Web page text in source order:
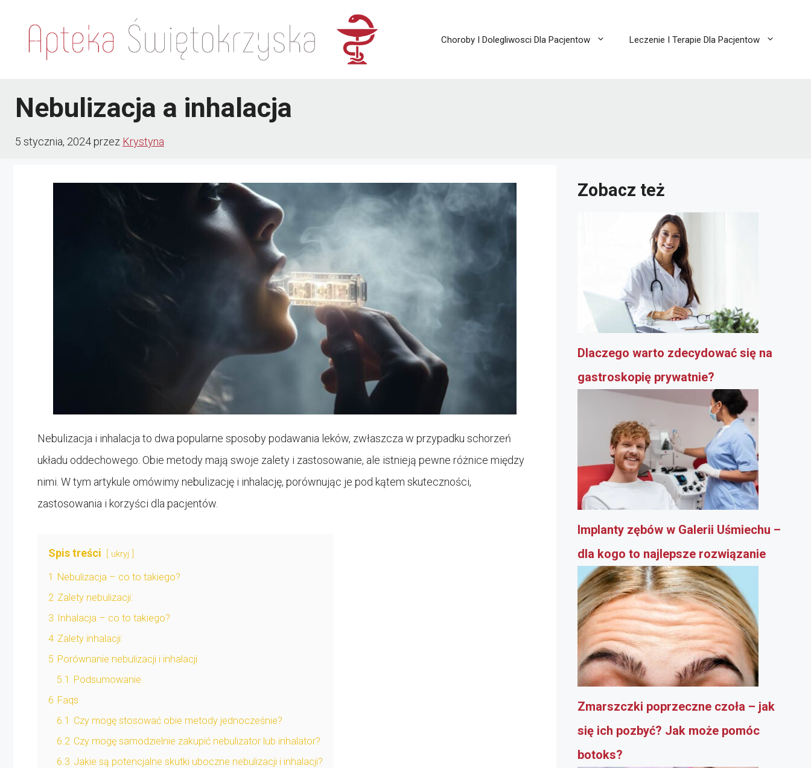
Choroby I Dolegliwosci Dla Pacjentow Leczenie I Terapie Dla Pacjentow
Nebulizacja a inhalacja
5 stycznia, 2024przez Krystyna
Nebulizacja i inhalacja to dwa popularne sposoby podawania leków, zwłaszcza w przypadku schorzeń
układu oddechowego. Obie metody mają swoje zalety i zastosowanie, ale istnieją pewne różnice między
nimi. W tym artykule omówimy nebulizację i inhalację, porównując je pod kątem skuteczności,
zastosowania i korzyści dla pacjentów.
Spis treści ukryj
1 Nebulizacja – co to takiego?
2 Zalety nebulizacji:
3 Inhalacja – co to takiego?
4 Zalety inhalacji:
5 Porównanie nebulizacji i inhalacji
5.1 Podsumowanie
6 Faqs
6.1 Czy mogę stosować obie metody jednocześnie?
6.2 Czy mogę samodzielnie zakupić nebulizator lub inhalator?
6.3 Jakie są potencjalne skutki uboczne nebulizacji i inhalacji?
Zobacz też
Dlaczego warto zdecydować się na
gastroskopię prywatnie?
Implanty zębów w Galerii Uśmiechu –
dla kogo to najlepsze rozwiązanie
Zmarszczki poprzeczne czoła – jak
się ich pozbyć? Jak może pomóc
botoks?